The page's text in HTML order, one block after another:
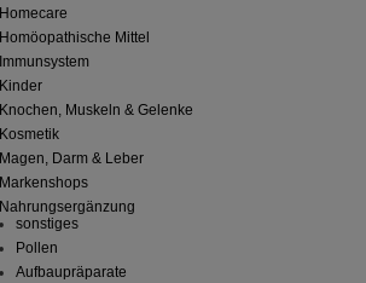
Homecare
Homöopathische Mittel
Immunsystem
Kinder
Knochen, Muskeln & Gelenke
Kosmetik
Magen, Darm & Leber
Markenshops
Nahrungsergänzung
sonstiges
Pollen
Aufbaupräparate